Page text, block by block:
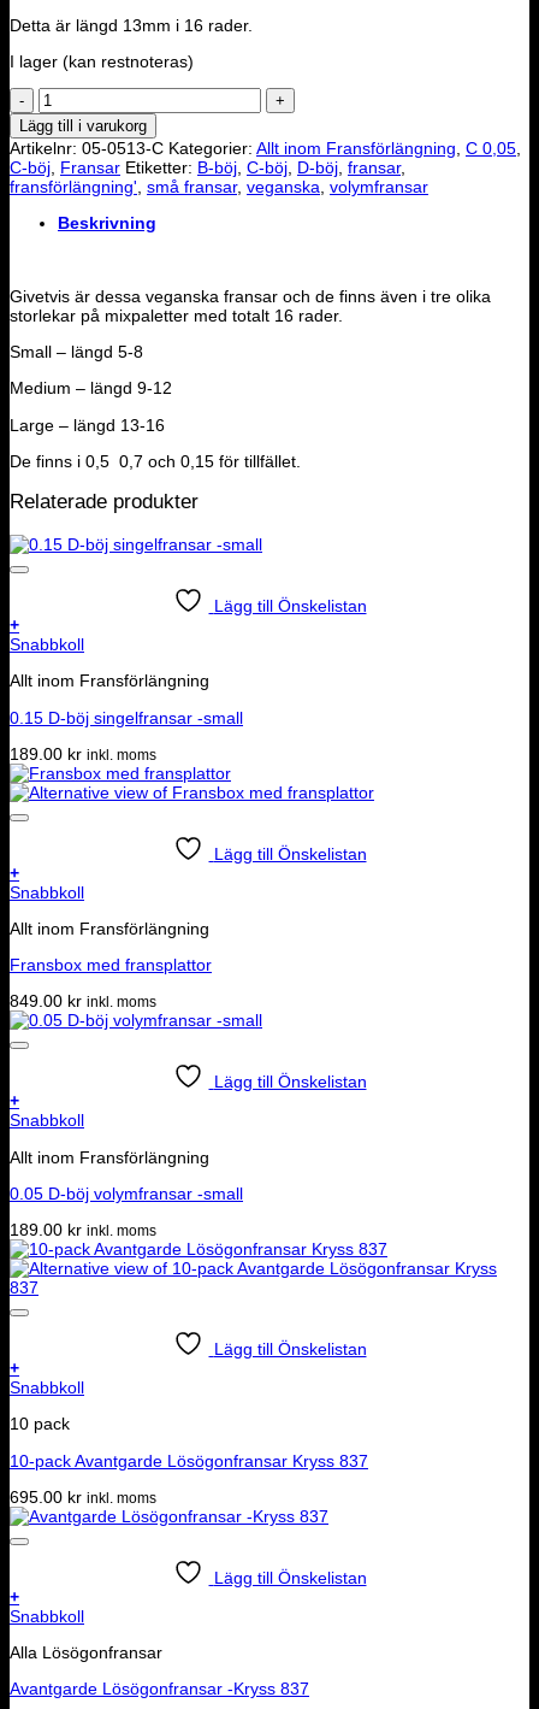
Detta är längd 13mm i 16 rader.
I lager (kan restnoteras)
0.05
C-
böj
volymfransar
-
13
Lägg till i varukorg
Artikelnr: 05-0513-C Kategorier: Allt inom Fransförlängning C 0,05
C-böj Fransar Etiketter: B-böj C-böj D-böj fransar,
fransförlängning' små fransar, veganska volymfransar
Beskrivning
Givetvis är dessa veganska fransar och de finns även i tre olika
storlekar på mixpaletter med totalt 16 rader.
Small – längd 5-8
Medium – längd 9-12
Large – längd 13-16
De finns i 0,5 0,7 och 0,15 för tillfället.
Relaterade produkter
Lägg till Önskelistan
+
Snabbkoll
Allt inom Fransförlängning
0.15 D-böj singelfransar -small
189.00 kr inkl. moms
Lägg till Önskelistan
+
Snabbkoll
Allt inom Fransförlängning
Fransbox med fransplattor
849.00 kr inkl. moms
Lägg till Önskelistan
+
Snabbkoll
Allt inom Fransförlängning
0.05 D-böj volymfransar -small
189.00 kr inkl. moms
Lägg till Önskelistan
+
Snabbkoll
10 pack
10-pack Avantgarde Lösögonfransar Kryss 837
695.00 kr inkl. moms
Lägg till Önskelistan
+
Snabbkoll
Alla Lösögonfransar
Avantgarde Lösögonfransar -Kryss 837